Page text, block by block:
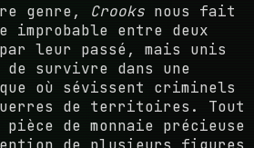
genre, Crooks nous fait
entre deux
par leur passé, mais unis
survivre dans une
où sévissent criminels
de territoires. Tout
pièce de monnaie précieuse